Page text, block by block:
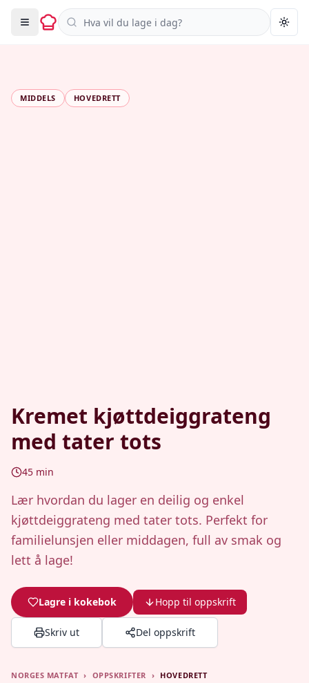
Søk i oppskrifter
MIDDELS HOVEDRETT
Kremet kjøttdeiggrateng
med tater tots
45 min
Lær hvordan du lager en deilig og enkel
kjøttdeiggrateng med tater tots. Perfekt for
familielunsjen eller middagen, full av smak og
lett å lage!
Lagre i kokebok Hopp til oppskrift
Skriv ut Del oppskrift
NORGES MATFAT › OPPSKRIFTER › HOVEDRETT